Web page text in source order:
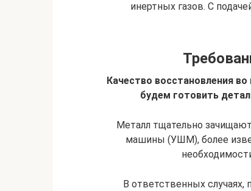
инертных газов. С
Качество восстановления
будем готовить
Металл тщательно
машины (УШМ), более
В ответственных